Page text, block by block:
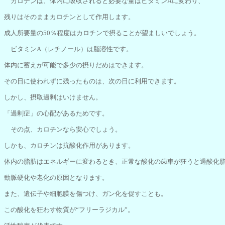
残りはそのままカロチンとして作用します。
成人所要量の50％程度はカロチンで摂ることが望ましいでしょう。
ビタミンA（レチノール）は脂溶性です。
体内に蓄えが可能で多少の摂りだめはできます。
その日に使われずに残ったものは、次の日に利用できます。
しかし、摂取過剰はいけません。
「過剰症」の心配があるためです。
その点、カロチンなら安心でしょう。
しかも、カロチンは抗酸化作用があります。
体内の脂肪はエネルギーに変わるとき、正常な酸化の歯車が狂うと過酸化脂
動脈硬化や老化の原因となります。
また、遺伝子や細胞膜を傷つけ、ガン化を促すことも。
この酸化を狂わす物質が“フリーラジカル”。